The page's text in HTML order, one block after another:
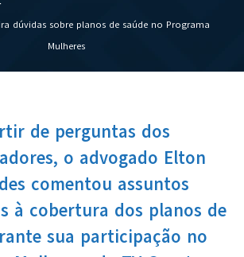
dúvidas sobre planos de saúde no Programa
Mulheres
de perguntas dos
o advogado Elton
comentou assuntos
à cobertura dos planos de
sua participação no